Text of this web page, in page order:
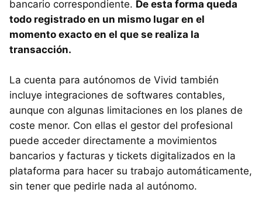
bancario correspondiente. De esta forma queda
todo registrado en un mismo lugar en el
momento exacto en el que se realiza la
transacción.
La cuenta para autónomos de Vivid también
incluye integraciones de softwares contables,
aunque con algunas limitaciones en los planes de
coste menor. Con ellas el gestor del profesional
puede acceder directamente a movimientos
bancarios y facturas y tickets digitalizados en la
plataforma para hacer su trabajo automáticamente,
sin tener que pedirle nada al autónomo.